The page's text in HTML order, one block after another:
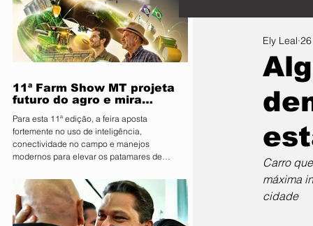
11ª Farm Show MT projeta
futuro do agro e mira
sociedade
Para esta 11ª edição, a feira aposta
fortemente no uso de inteligência,
conectividade no campo e manejos
modernos para elevar os patamares de
Primavera do Leste deu o pontapé inicial para
uma das maiores vitrines tecnológicas do
Centro-Oeste. A organização lançou
oficialmente a 11ª edição da Farm Show MT.
EsporteEly Leal
Carro
máxima
cidade